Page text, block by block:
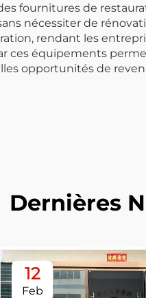
fournitures de
nécessiter de
rendant les
ces équipements
opportunités de
Dernières
12
Feb